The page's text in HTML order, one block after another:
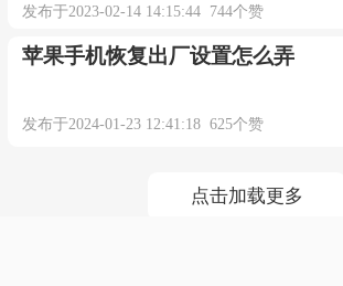
发布于2023-02-14 14:15:44 744个赞
苹果手机恢复出厂设置怎么弄
发布于2024-01-23 12:41:18 625个赞
点击加载更多